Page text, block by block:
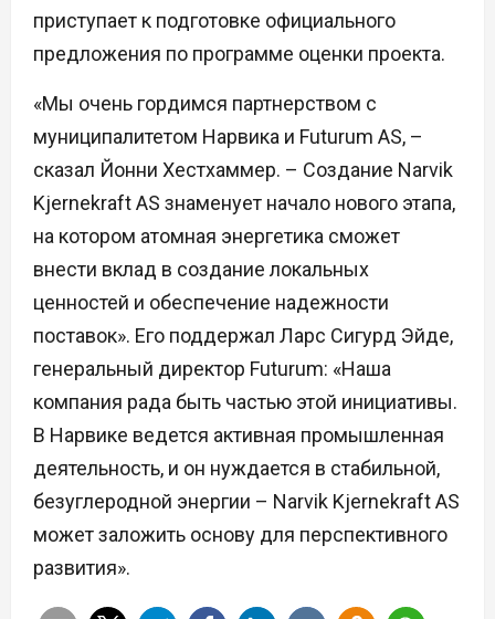
приступает к подготовке официального
предложения по программе оценки проекта.
«Мы очень гордимся партнерством с
муниципалитетом Нарвика и Futurum AS, –
сказал Йонни Хестхаммер. – Создание Narvik
Kjernekraft AS знаменует начало нового этапа,
на котором атомная энергетика сможет
внести вклад в создание локальных
ценностей и обеспечение надежности
поставок». Его поддержал Ларс Сигурд Эйде,
генеральный директор Futurum: «Наша
компания рада быть частью этой инициативы.
В Нарвике ведется активная промышленная
деятельность, и он нуждается в стабильной,
безуглеродной энергии – Narvik Kjernekraft AS
может заложить основу для перспективного
развития».